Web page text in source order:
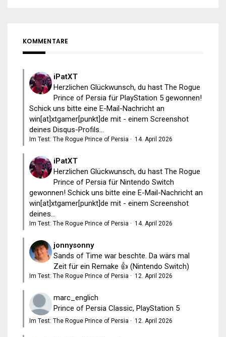
KOMMENTARE
iPatXT
Herzlichen Glückwunsch, du hast The Rogue
Prince of Persia für PlayStation 5 gewonnen!
Schick uns bitte eine E-Mail-Nachricht an
win[at]xtgamer[punkt]de mit - einem Screenshot
deines Disqus-Profils...
Im Test: The Rogue Prince of Persia · 14. April 2026
iPatXT
Herzlichen Glückwunsch, du hast The Rogue
Prince of Persia für Nintendo Switch
gewonnen! Schick uns bitte eine E-Mail-Nachricht an
win[at]xtgamer[punkt]de mit - einem Screenshot
deines...
Im Test: The Rogue Prince of Persia · 14. April 2026
jonnysonny
Sands of Time war beschte. Da wärs mal
Zeit für ein Remake 👍 (Nintendo Switch)
Im Test: The Rogue Prince of Persia · 12. April 2026
marc_englich
Prince of Persia Classic, PlayStation 5
Im Test: The Rogue Prince of Persia · 12. April 2026